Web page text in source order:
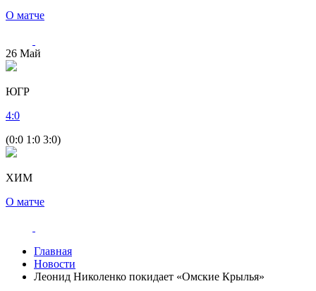
О матче
26 Май
ЮГР
4:0
(0:0 1:0 3:0)
ХИМ
О матче
Главная
Новости
Леонид Николенко покидает «Омские Крылья»